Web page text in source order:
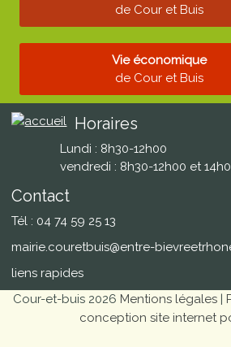
de Cour et Buis
Vie économique
de Cour et Buis
Horaires
Lundi : 8h30-12h00
vendredi : 8h30-12h00 et
Contact
Tél : 04 74 59 25 13
mairie.couretbuis@entre-
liens rapides
Cour-et-buis 2026 Mentions légales |
conception site internet